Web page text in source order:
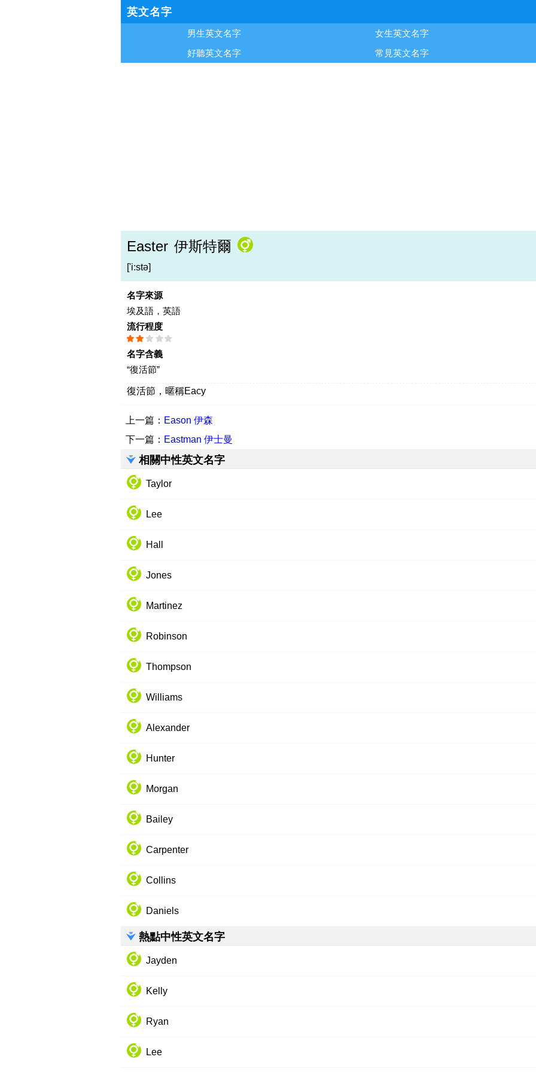
英文名字
男生英文名字
女生英文名字
好聽英文名字
常見英文名字
Easter 伊斯特爾
['i:stə]
名字來源
埃及語，英語
流行程度
名字含義
“復活節”
復活節，暱稱Eacy
上一篇： Eason 伊森
下一篇： Eastman 伊士曼
相關中性英文名字
Taylor
Lee
Hall
Jones
Martinez
Robinson
Thompson
Williams
Alexander
Hunter
Morgan
Bailey
Carpenter
Collins
Daniels
熱點中性英文名字
Jayden
Kelly
Ryan
Lee